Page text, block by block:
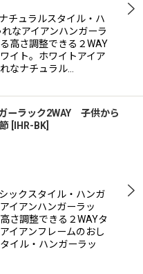
チュラルスタイル・ハ
なアイアンハンガーラ
高さ調整できる２WAY
イト。ホワイトアイア
なナチュラル…
ーラック2WAY 子供から
[IHR-BK]
ックスタイル・ハンガ
イアンハンガーラッ
さ調整できる２WAYタ
イアンフレームのおし
イル・ハンガーラッ